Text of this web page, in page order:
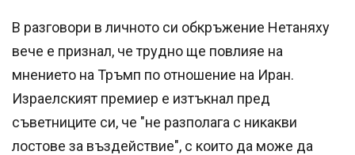
В разговори в личното си обкръжение Нетаняху
вече е признал, че трудно ще повлияе на
мнението на Тръмп по отношение на Иран.
Израелският премиер е изтъкнал пред
съветниците си, че "не разполага с никакви
лостове за въздействие", с които да може да